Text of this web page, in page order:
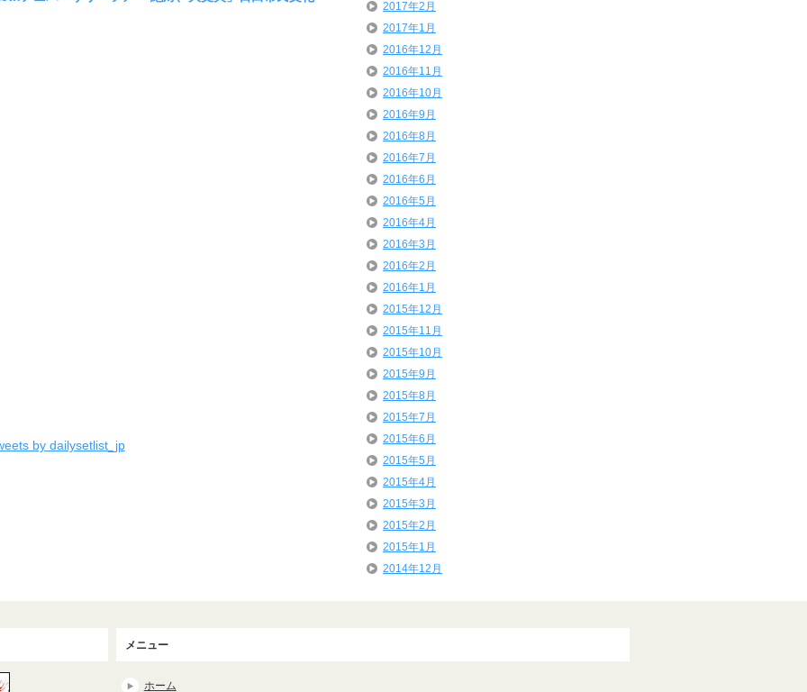
by dailysetlist_jp
2017年2月
2017年1月
2016年12月
2016年11月
2016年10月
2016年9月
2016年8月
2016年7月
2016年6月
2016年5月
2016年4月
2016年3月
2016年2月
2016年1月
2015年12月
2015年11月
2015年10月
2015年9月
2015年8月
2015年7月
2015年6月
2015年5月
2015年4月
2015年3月
2015年2月
2015年1月
2014年12月
メニュー
ホーム